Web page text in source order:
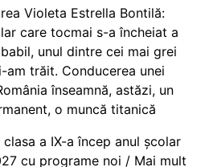
Violeta Estrella Bontilă:
care tocmai s-a încheiat a
unul dintre cei mai grei
am trăit. Conducerea unei
înseamnă, astăzi, un
o muncă titanică
clasa a IX-a încep anul școlar
cu programe noi / Mai mult